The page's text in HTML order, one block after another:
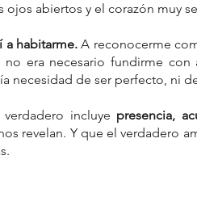
ojos abiertos y el corazón muy
a habitarme. A reconocerme
era necesario fundirme
necesidad de ser perfecto, ni
incluye presencia,
revelan. Y que el verdadero